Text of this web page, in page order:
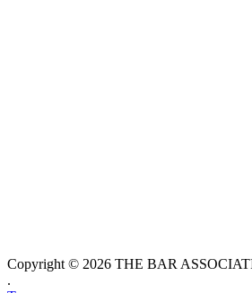
Copyright © 2026 THE BAR
.